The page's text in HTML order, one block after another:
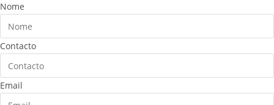
Nome
Contacto
Email